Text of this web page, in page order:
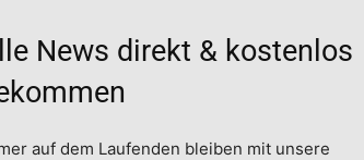
News direkt & kostenlos
auf dem Laufenden bleiben mit unsere